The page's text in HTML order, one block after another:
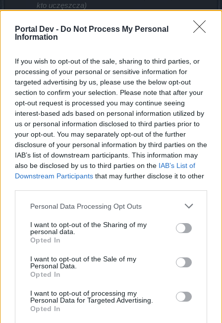
Portal Dev - Do Not Process My Personal
Information
If you wish to opt-out of the sale, sharing to third parties, or
processing of your personal or sensitive information for
targeted advertising by us, please use the below opt-out
section to confirm your selection. Please note that after your
opt-out request is processed you may continue seeing
interest-based ads based on personal information utilized by
us or personal information disclosed to third parties prior to
your opt-out. You may separately opt-out of the further
disclosure of your personal information by third parties on the
IAB’s list of downstream participants. This information may
also be disclosed by us to third parties on the IAB’s List of
Downstream Participants that may further disclose it to other
Personal Data Processing Opt Outs
I want to opt-out of the Sharing of my
personal data.
Opted In
I want to opt-out of the Sale of my
Personal Data.
Opted In
I want to opt-out of processing my
Personal Data for Targeted Advertising.
Opted In
kto uczęszcza)
Czego Oczekujemy :
Chętnych do wspólnej gry z innymi Członkami
Bractwa
Osób posiadających 55 poziom doświadczenia
Dojrzałości emocjonalnej
Statystyk na dobrym poziomie ! (60k
[w mieście bez
bufów na zielonej ]
/80%i4/370%+)
Ukończonego 18 roku życia
W zgłoszeniu na forum prosimy zawrzeć informacje :
Staż w grze (od kiedy grasz w Dso- Aktywnie!)
Nick, Klasa
Swój wiek
Napisz coś o sobie
Możecie również kontaktować się bezpośrednio w grze
Przywódca : DØMIИДTØЯ
Skocio94, τιτεκ , TypiarazŁukiem
theJusticePLlikes this.